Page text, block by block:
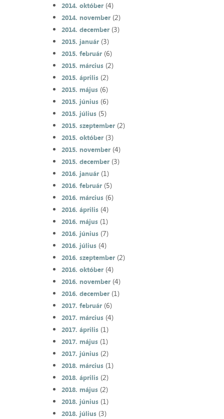
2014. október(4)
2014. november(2)
2014. december(3)
2015. január(3)
2015. február(6)
2015. március(2)
2015. április(2)
2015. május(6)
2015. június(6)
2015. július(5)
2015. szeptember(2)
2015. október(3)
2015. november(4)
2015. december(3)
2016. január(1)
2016. február(5)
2016. március(6)
2016. április(4)
2016. május(1)
2016. június(7)
2016. július(4)
2016. szeptember(2)
2016. október(4)
2016. november(4)
2016. december(1)
2017. február(6)
2017. március(4)
2017. április(1)
2017. május(1)
2017. június(2)
2018. március(1)
2018. április(2)
2018. május(2)
2018. június(1)
2018. július(3)